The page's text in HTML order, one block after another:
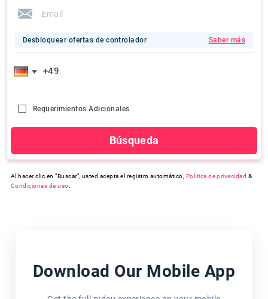
Desbloquear ofertas de controlador Saber más
Requerimientos Adicionales
Búsqueda
Al hacer clic en "Buscar", usted acepta el registro automático, Política de privacidad &
Condiciones de uso
Download Our Mobile App